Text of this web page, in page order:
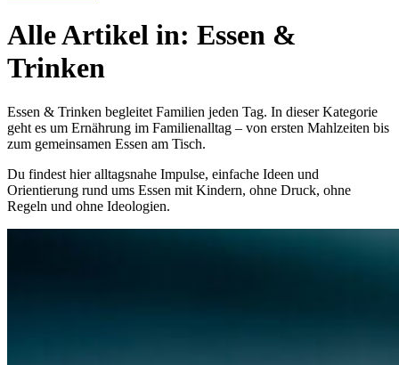
Alle Artikel in: Essen &
Trinken
Essen & Trinken begleitet Familien jeden Tag. In dieser Kategorie
geht es um Ernährung im Familienalltag – von ersten Mahlzeiten bis
zum gemeinsamen Essen am Tisch.
Du findest hier alltagsnahe Impulse, einfache Ideen und
Orientierung rund ums Essen mit Kindern, ohne Druck, ohne
Regeln und ohne Ideologien.